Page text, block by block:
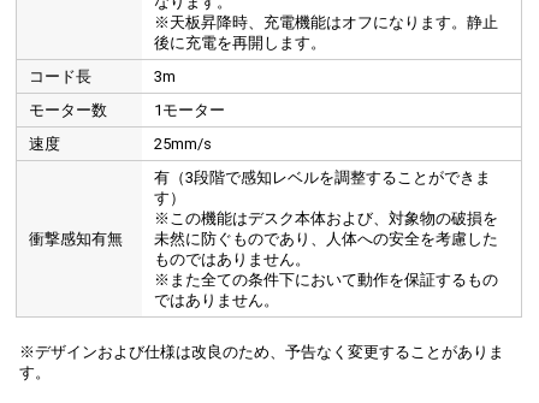
※天板昇降時、充電機能はオフになります。静止
後に充電を再開します。
コード長
3m
モーター数
1モーター
速度
25mm/s
衝撃感知有無
有（3段階で感知レベルを調整することができま
す）
※この機能はデスク本体および、対象物の破損を
未然に防ぐものであり、人体への安全を考慮した
ものではありません。
※また全ての条件下において動作を保証するもの
ではありません。
※デザインおよび仕様は改良のため、予告なく変更することがありま
す。